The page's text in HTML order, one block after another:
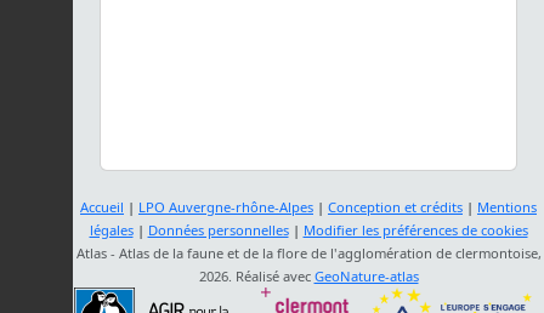
Accueil | LPO Auvergne-rhône-Alpes | Conception et crédits | Mentions
légales| Données personnelles| Modifier les préférences de cookies
Atlas - Atlas de la faune et de la flore de l'agglomération de clermontoise,
2026. Réalisé avec GeoNature-atlas